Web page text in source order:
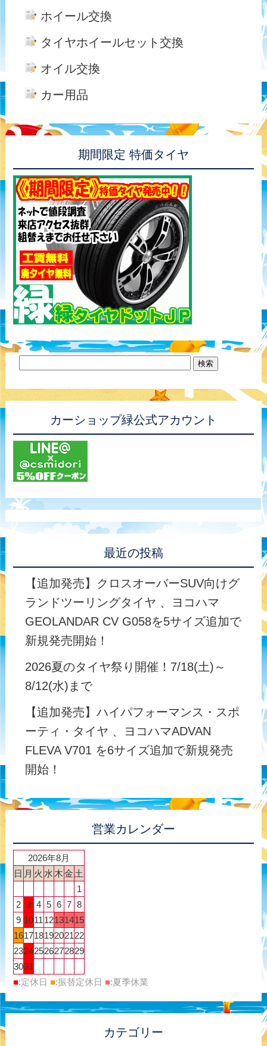
ホイール交換
タイヤホイールセット交換
オイル交換
カー用品
期間限定 特価タイヤ
カーショップ緑公式アカウント
最近の投稿
【追加発売】クロスオーバーSUV向けグ
ランドツーリングタイヤ 、ヨコハマ
GEOLANDAR CV G058を5サイズ追加で
新規発売開始！
2026夏のタイヤ祭り開催！7/18(土)～
8/12(水)まで
【追加発売】ハイパフォーマンス・スポ
ーティ・タイヤ 、ヨコハマADVAN
FLEVA V701 を6サイズ追加で新規発売
開始！
営業カレンダー
2026年8月
日 月 火 水 木金 土
1
2 3 4 5 6 7 8
9 1011 12131415
16171819202122
23242526272829
3031
■:定休日 ■:振替定休日 ■:夏季休業
カテゴリー